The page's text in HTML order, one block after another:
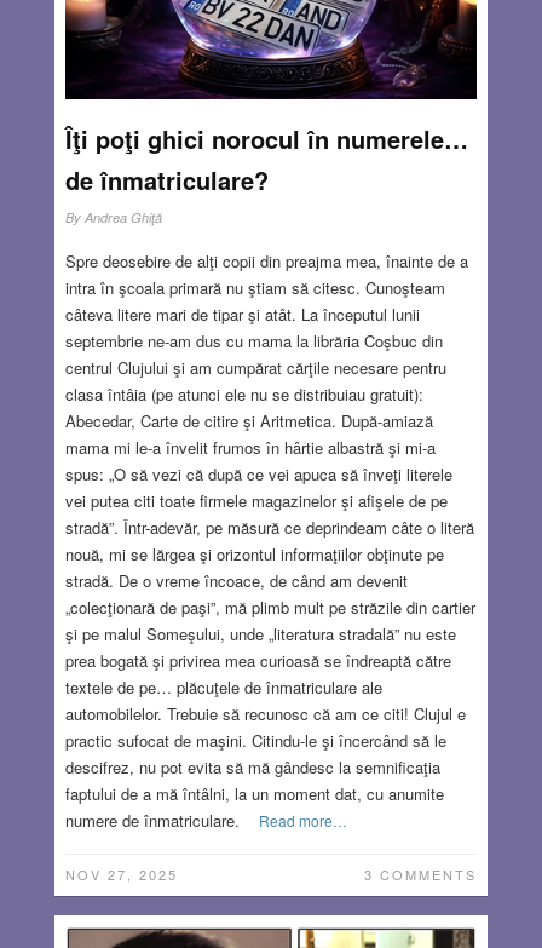
Îţi poţi ghici norocul în numerele…
de înmatriculare?
By Andrea Ghiţă
Spre deosebire de alţi copii din preajma mea, înainte de a
intra în şcoala primară nu ştiam să citesc. Cunoşteam
câteva litere mari de tipar şi atât. La începutul lunii
septembrie ne-am dus cu mama la librăria Coşbuc din
centrul Clujului şi am cumpărat cărţile necesare pentru
clasa întâia (pe atunci ele nu se distribuiau gratuit):
Abecedar, Carte de citire şi Aritmetica. După-amiază
mama mi le-a învelit frumos în hârtie albastră şi mi-a
spus: „O să vezi că după ce vei apuca să înveţi literele
vei putea citi toate firmele magazinelor şi afişele de pe
stradă”. Într-adevăr, pe măsură ce deprindeam câte o literă
nouă, mi se lărgea şi orizontul informaţiilor obţinute pe
stradă. De o vreme încoace, de când am devenit
„colecţionară de paşi”, mă plimb mult pe străzile din cartier
şi pe malul Someşului, unde „literatura stradală” nu este
prea bogată şi privirea mea curioasă se îndreaptă către
textele de pe… plăcuţele de înmatriculare ale
automobilelor. Trebuie să recunosc că am ce citi! Clujul e
practic sufocat de maşini. Citindu-le şi încercând să le
descifrez, nu pot evita să mă gândesc la semnificaţia
faptului de a mă întâlni, la un moment dat, cu anumite
numere de înmatriculare.
Read more…
NOV 27, 2025 3 COMMENTS